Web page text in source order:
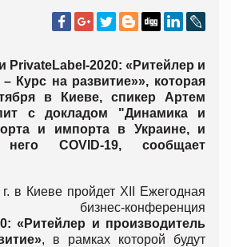
PrivateLabel-2020: «Ритейлер и
Курс на развитие»», которая
в Киеве, спикер Артем
с докладом "Динамика и
и импорта в Украине, и
COVID-19, сообщает
в Киеве пройдет XII Ежегодная
бизнес-конференция
«Ритейлер и производитель
, в рамках которой будут